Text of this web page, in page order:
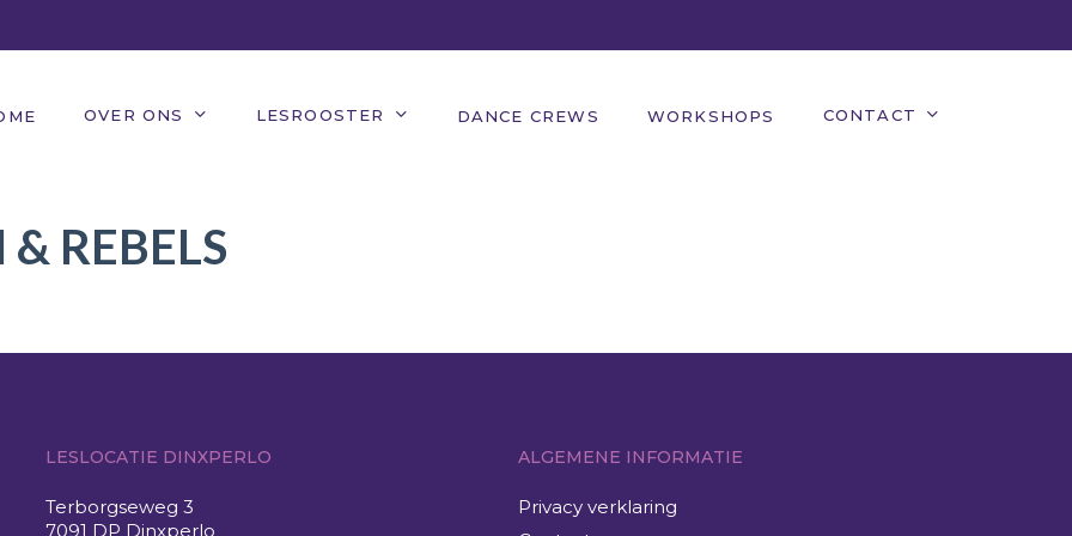
OVER ONS LESROOSTER DANCE CREWS WORKSHOPS CONTACT
REBELS
LESLOCATIE DINXPERLO
Terborgseweg 3
7091 DP Dinxperlo
ALGEMENE INFORMATIE
Privacy verklaring